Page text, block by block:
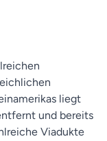
liegt
und bereits
Viadukte